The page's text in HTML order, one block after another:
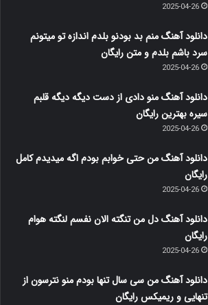
2025-04-26
دانلود آهنگ منم بد بودنو بلدم اندازه تو میتونم
سرد باشم بلدم و متن رایگان
2025-04-26
دانلود آهنگ منو دادی از دست دیگه دیگه قلبم
سیره بهترین رایگان
2025-04-26
دانلود آهنگ من حتی خوابم بودم اگه میدیدم کامل
رایگان
2025-04-26
دانلود آهنگ دل من تنگته الان نفسم لنگته هوام
رایگان
2025-04-26
دانلود آهنگ من سی سال تنها بودم منو نترسون از
تنهایی و ریمیکس رایگان